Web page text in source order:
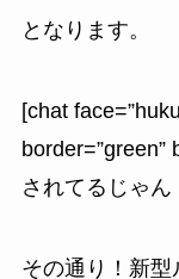
となります。
[chat
border=”green”
されてるじゃん
その通り！新型